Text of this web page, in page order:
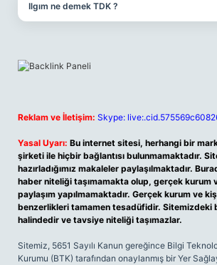
Ilgım ne demek TDK ?
Reklam ve İletişim: Skype:
Yasal Uyarı: Bu internet sitesi, herhangi bir
şirketi ile hiçbir bağlantısı bulunmamaktadır.
hazırladığımız makaleler paylaşılmaktadır.
haber niteliği taşımamakta olup, gerçek kurum
paylaşım yapılmamaktadır. Gerçek kurum ve
benzerlikleri tamamen tesadüfidir. Sitemizdeki
halindedir ve tavsiye niteliği taşımazlar.
Sitemiz, 5651 Sayılı Kanun gereğince Bilgi
Kurumu (BTK) tarafından onaylanmış bir Yer